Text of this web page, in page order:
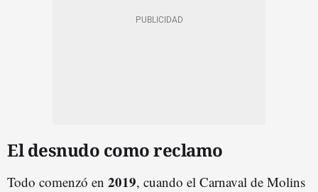
El desnudo como reclamo
Todo comenzó en 2019, cuando el Carnaval de Molins